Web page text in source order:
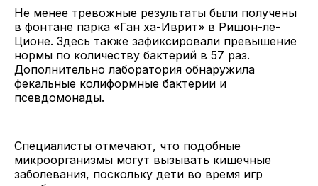
Не менее тревожные результаты были получены
в фонтане парка «Ган ха-Иврит» в Ришон-ле-
Ционе. Здесь также зафиксировали превышение
нормы по количеству бактерий в 57 раз.
Дополнительно лаборатория обнаружила
фекальные колиформные бактерии и
псевдомонады.
Специалисты отмечают, что подобные
микроорганизмы могут вызывать кишечные
заболевания, поскольку дети во время игр